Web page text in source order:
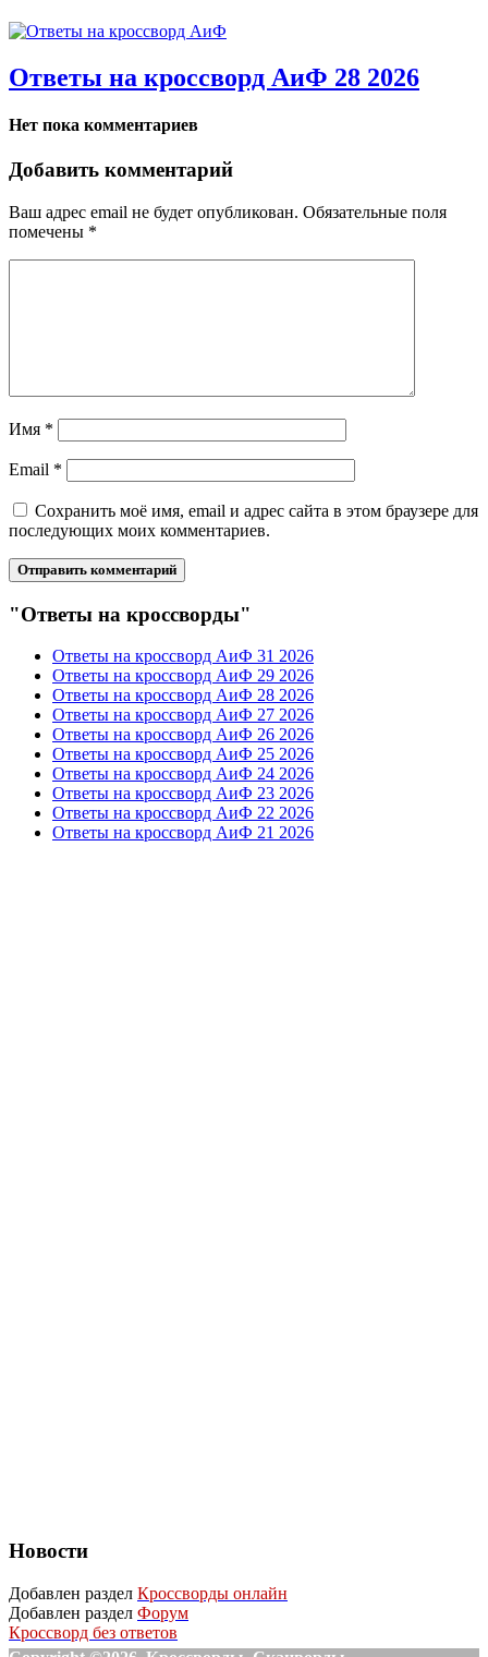
Ответы на кроссворд АиФ 28 2026
Нет пока комментариев
Добавить комментарий
Ваш адрес email не будет опубликован. Обязательные поля
помечены *
Имя *
Email *
Сохранить моё имя, email и адрес сайта в этом браузере для
последующих моих комментариев.
"Ответы на кроссворды"
Ответы на кроссворд АиФ 31 2026
Ответы на кроссворд АиФ 29 2026
Ответы на кроссворд АиФ 28 2026
Ответы на кроссворд АиФ 27 2026
Ответы на кроссворд АиФ 26 2026
Ответы на кроссворд АиФ 25 2026
Ответы на кроссворд АиФ 24 2026
Ответы на кроссворд АиФ 23 2026
Ответы на кроссворд АиФ 22 2026
Ответы на кроссворд АиФ 21 2026
Новости
Добавлен раздел Кроссворды онлайн
Добавлен раздел Форум
Кроссворд без ответов